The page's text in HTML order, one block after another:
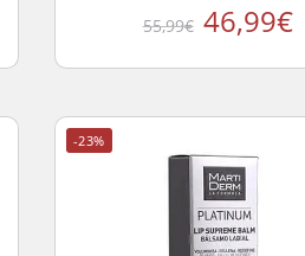
55,99€ 46,99€
-23%